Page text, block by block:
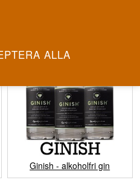
kan vara med. Så dyk in i ett
med alkoholfri sprit.
Ginish - alkoholfri gin